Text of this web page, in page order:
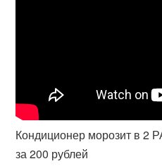
Кондиционер морозит в
за 200 рублей